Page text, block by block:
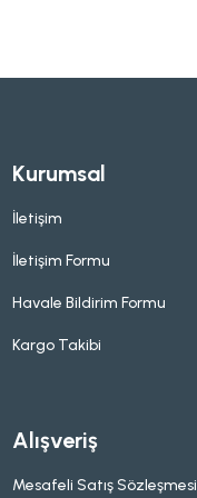
Kurumsal
İletişim
İletişim Formu
Havale Bildirim Formu
Kargo Takibi
Alışveriş
Mesafeli Satış Sözleşmesi